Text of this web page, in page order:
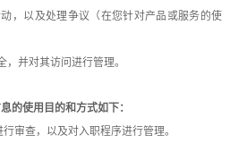
，以及处理争议（在您针对产品或服务的使
，并对其访问进行管理。
的使用目的和方式如下：
审查，以及对入职程序进行管理。